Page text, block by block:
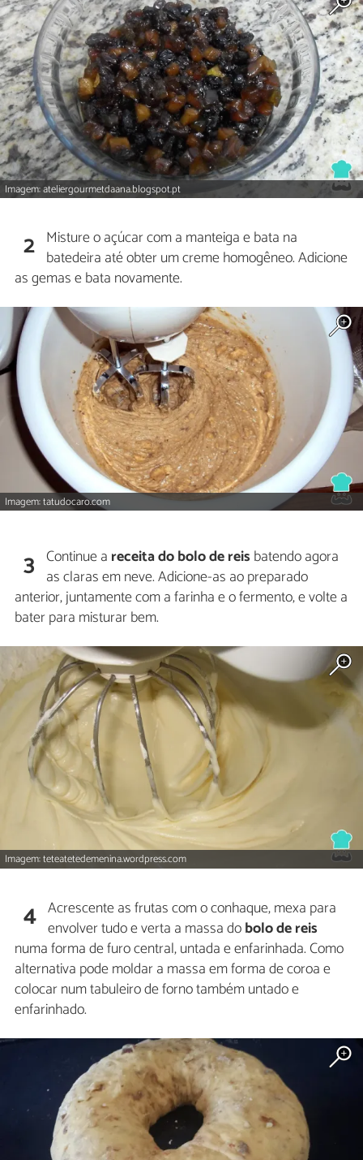
Imagem: ateliergourmetdaana.blogspot.pt
2 Misture o açúcar com a manteiga e bata na
batedeira até obter um creme homogêneo. Adicione
as gemas e bata novamente.
Imagem: tatudocaro.com
3 Continue a receita do bolo de reis batendo agora
as claras em neve. Adicione-as ao preparado
anterior, juntamente com a farinha e o fermento, e volte a
bater para misturar bem.
Imagem: teteatetedemenina.wordpress.com
4 Acrescente as frutas com o conhaque, mexa para
envolver tudo e verta a massa dobolo de reis
numa forma de furo central, untada e enfarinhada. Como
alternativa pode moldar a massa em forma de coroa e
colocar num tabuleiro de forno também untado e
enfarinhado.